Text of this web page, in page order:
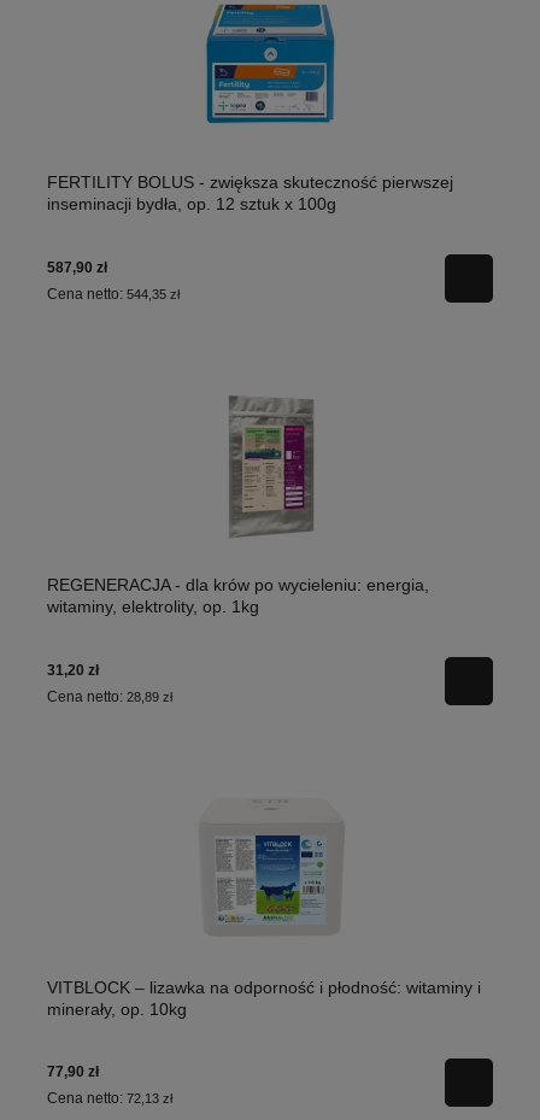
FERTILITY BOLUS - zwiększa skuteczność pierwszej
inseminacji bydła, op. 12 sztuk x 100g
587,90 zł
Cena netto: 544,35 zł
REGENERACJA - dla krów po wycieleniu: energia,
witaminy, elektrolity, op. 1kg
31,20 zł
Cena netto: 28,89 zł
VITBLOCK – lizawka na odporność i płodność: witaminy i
minerały, op. 10kg
77,90 zł
Cena netto: 72,13 zł